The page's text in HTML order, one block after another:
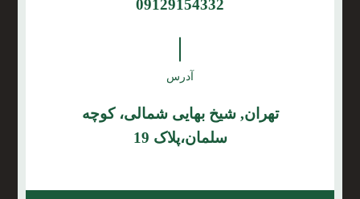
09129154332
آدرس
تهران, شیخ بهایی شمالی، کوچه
سلمان،پلاک 19